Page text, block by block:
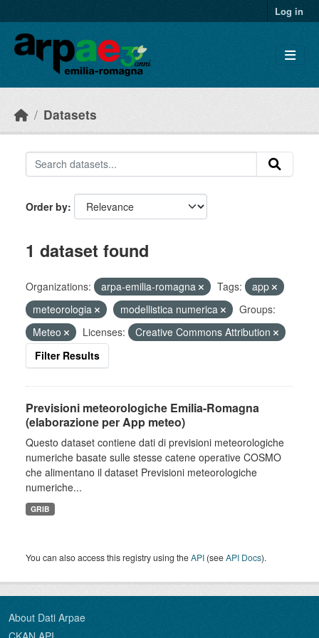
Log in
Datasets
Order by
1 dataset found
Organizations: arpa-emilia-romagna Tags:
app
meteorologia
modellistica numerica
Groups:
Meteo
Licenses:
Creative Commons Attribution
Filter Results
Previsioni meteorologiche Emilia-Romagna
(elaborazione per App meteo)
Questo dataset contiene dati di previsioni meteorologiche
numeriche basate sulle stesse catene operative COSMO
che alimentano il dataset Previsioni meteorologiche
numeriche...
GRIB
You can also access this registry using theAPI (seeAPI Docs).
About Dati Arpae